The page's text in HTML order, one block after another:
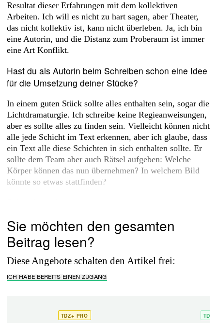
Resultat dieser Erfahrungen mit dem kollektiven
Arbeiten. Ich will es nicht zu hart sagen, aber Theater,
das nicht kollektiv ist, kann nicht überleben. Ja, ich bin
eine Autorin, und die Distanz zum Proberaum ist immer
eine Art Konflikt.
Hast du als Autorin beim Schreiben schon eine Idee
für die Umsetzung deiner Stücke?
In einem guten Stück sollte alles enthalten sein, sogar die
Lichtdramaturgie. Ich schreibe keine Regieanweisungen,
aber es sollte alles zu finden sein. Vielleicht können nicht
alle jede Schicht im Text erkennen, aber ich glaube, dass
ein Text alle diese Schichten in sich enthalten sollte. Er
sollte dem Team aber auch Rätsel aufgeben: Welche
Körper können das nun übernehmen? In welchem Bild
könnte so etwas stattfinden?
Sie möchten den gesamten
Beitrag lesen?
Diese Angebote schalten den Artikel frei:
ICH HABE BEREITS EINEN ZUGANG
TDZ+ PRO TDZ+